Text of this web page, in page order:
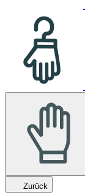
Zurück